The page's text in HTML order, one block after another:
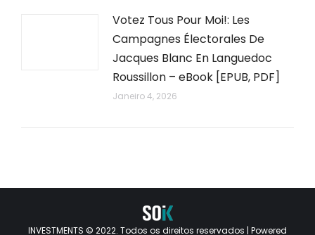
Votez Tous Pour Moi!: Les
Campagnes Électorales De
Jacques Blanc En Languedoc
Roussillon – eBook [EPUB, PDF]
Janeiro 4, 2026
INVESTMENTS © 2022. Todos os direitos reservados | Powered